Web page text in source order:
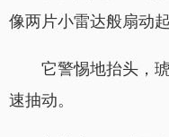
像两片小雷达般扇动起
它警惕地抬头，
速抽动。